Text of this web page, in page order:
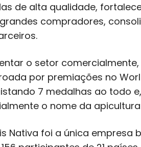
de alta qualidade,
compradores,
o setor
por premiações no
7 medalhas ao todo
o nome da
Nativa foi a única empresa